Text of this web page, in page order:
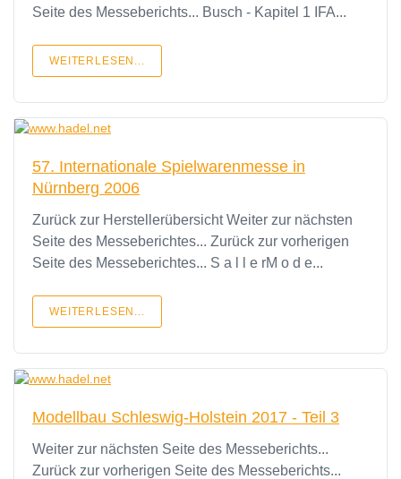
Seite des Messeberichts... Busch - Kapitel 1 IFA...
WEITERLESEN...
57. Internationale Spielwarenmesse in
Nürnberg 2006
Zurück zur Herstellerübersicht Weiter zur nächsten
Seite des Messeberichtes... Zurück zur vorherigen
Seite des Messeberichtes... S a l l e rM o d e...
WEITERLESEN...
Modellbau Schleswig-Holstein 2017 - Teil 3
Weiter zur nächsten Seite des Messeberichts...
Zurück zur vorherigen Seite des Messeberichts...